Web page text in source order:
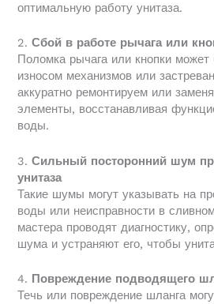
оптимальную работу унитаза.
2.Сбой в работе рычага или
Поломка рычага или кнопки может
износом механизмов или
аккуратно ремонтируем или
элементы, восстанавливая
воды.
3.Сильный посторонний шум
унитаза
Такие шумы могут указывать на
воды или неисправности в
мастера проводят диагностику,
шума и устраняют его, чтобы
4. Повреждение подводящего
Течь или повреждение шланга